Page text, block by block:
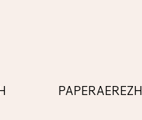
PAPERAEREZH